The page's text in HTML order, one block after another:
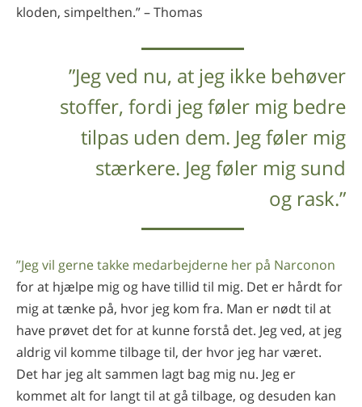
kloden, simpelthen.” – Thomas
”Jeg ved nu, at jeg ikke behøver
stoffer, fordi jeg føler mig bedre
tilpas uden dem. Jeg føler mig
stærkere. Jeg føler mig sund
og rask.”
”Jeg vil gerne takke medarbejderne her på Narconon
for at hjælpe mig og have tillid til mig. Det er hårdt for
mig at tænke på, hvor jeg kom fra. Man er nødt til at
have prøvet det for at kunne forstå det. Jeg ved, at jeg
aldrig vil komme tilbage til, der hvor jeg har været.
Det har jeg alt sammen lagt bag mig nu. Jeg er
kommet alt for langt til at gå tilbage, og desuden kan